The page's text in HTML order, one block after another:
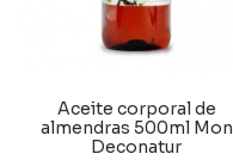
Aceite corporal de
almendras 500ml Mon
Deconatur